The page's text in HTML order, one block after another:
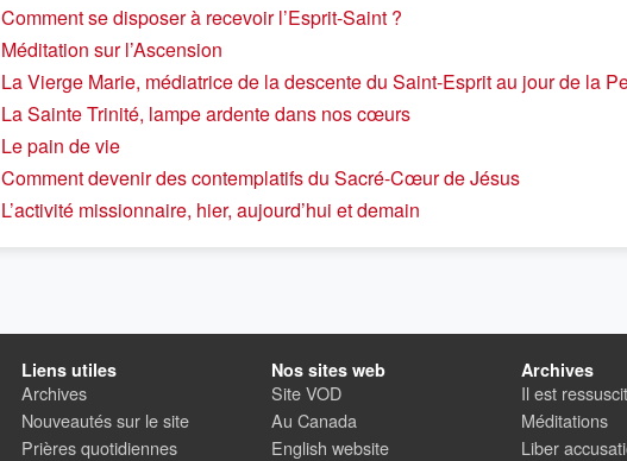
Comment se disposer à recevoir l’Esprit-Saint ?
Méditation sur l’Ascension
La Vierge Marie, médiatrice de la descente du Saint-Esprit au jour de la
La Sainte Trinité, lampe ardente dans nos cœurs
Le pain de vie
Comment devenir des contemplatifs du Sacré-Cœur de Jésus
L’activité missionnaire, hier, aujourd’hui et demain
Liens utiles
Archives
Nouveautés sur le site
Prières quotidiennes
Nos sites web
Site VOD
Au Canada
English website
Archives
Il est
Méditations
Liber